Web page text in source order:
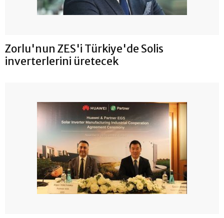
Zorlu'nun ZES'i Türkiye'de Solis
inverterlerini üretecek